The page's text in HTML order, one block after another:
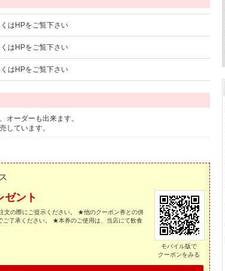
はHPをご覧下さい
はHPをご覧下さい
はHPをご覧下さい
オーダーも出来ます。
しています。
ゼント
の際にご提示ください。 ★他のクーポン券との併
了承ください。 ★本券のご使用は、当店にて飲食
モバイル版で
クーポンをみる